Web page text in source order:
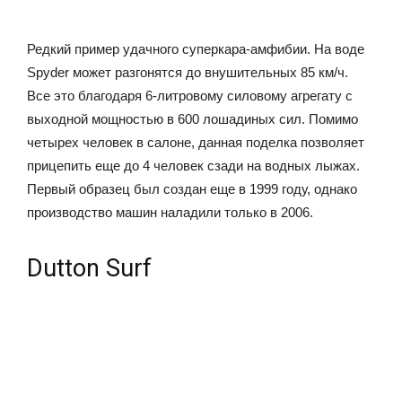
Редкий пример удачного суперкара-амфибии. На воде
Spyder может разгонятся до внушительных 85 км/ч.
Все это благодаря 6-литровому силовому агрегату с
выходной мощностью в 600 лошадиных сил. Помимо
четырех человек в салоне, данная поделка позволяет
прицепить еще до 4 человек сзади на водных лыжах.
Первый образец был создан еще в 1999 году, однако
производство машин наладили только в 2006.
Dutton Surf